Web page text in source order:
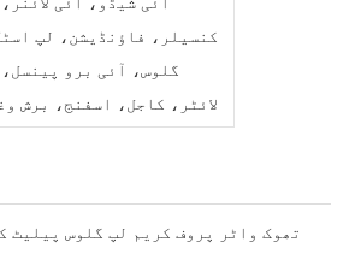
آئی شیڈو، آئی
کنسیلر، فاؤنڈیشن، لپ
گلوس، آئی برو
لائٹر، کاجل، اسفنج، برش